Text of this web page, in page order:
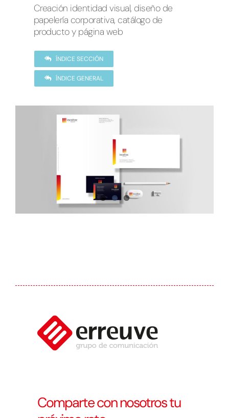
Creación identidad visual, diseño de
papelería corporativa, catálogo de
producto y página web
ÍNDICE SECCIÓN
ÍNDICE GENERAL
Comparte con nosotros tu